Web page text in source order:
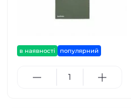
в наявності популярний